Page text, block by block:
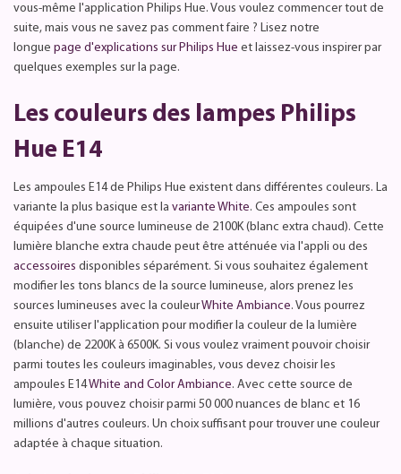
vous-même l'application Philips Hue. Vous voulez commencer tout de
suite, mais vous ne savez pas comment faire ? Lisez notre
longue page d'explications sur Philips Hue et laissez-vous inspirer par
quelques exemples sur la page.
Les couleurs des lampes Philips
Hue E14
Les ampoules E14 de Philips Hue existent dans différentes couleurs. La
variante la plus basique est la variante White. Ces ampoules sont
équipées d'une source lumineuse de 2100K (blanc extra chaud). Cette
lumière blanche extra chaude peut être atténuée via l'appli ou des
accessoires disponibles séparément. Si vous souhaitez également
modifier les tons blancs de la source lumineuse, alors prenez les
sources lumineuses avec la couleurWhite Ambiance. Vous pourrez
ensuite utiliser l'application pour modifier la couleur de la lumière
(blanche) de 2200K à 6500K. Si vous voulez vraiment pouvoir choisir
parmi toutes les couleurs imaginables, vous devez choisir les
ampoules E14White and Color Ambiance. Avec cette source de
lumière, vous pouvez choisir parmi 50 000 nuances de blanc et 16
millions d'autres couleurs. Un choix suffisant pour trouver une couleur
adaptée à chaque situation.